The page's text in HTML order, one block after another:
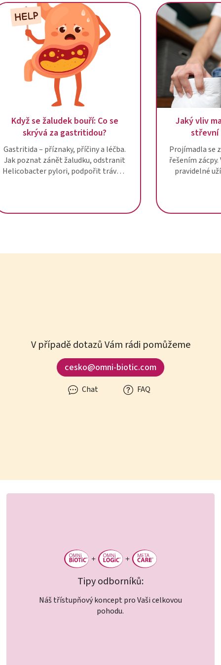
Když se žaludek bouří: Co se
skrývá za gastritidou?
Gastritida – příznaky, příčiny a léčba.
Jak poznat zánět žaludku, odstranit
Helicobacter pylori, podpořit trávení
Jaký vliv
střevní
Projímadla se
řešením zácpy.
pravidelné
V případě dotazů Vám rádi pomůžeme
cesko@omni-biotic.com
Chat FAQ
Tipy odborníků:
Náš třístupňový koncept pro Vaši celkovou
pohodu.